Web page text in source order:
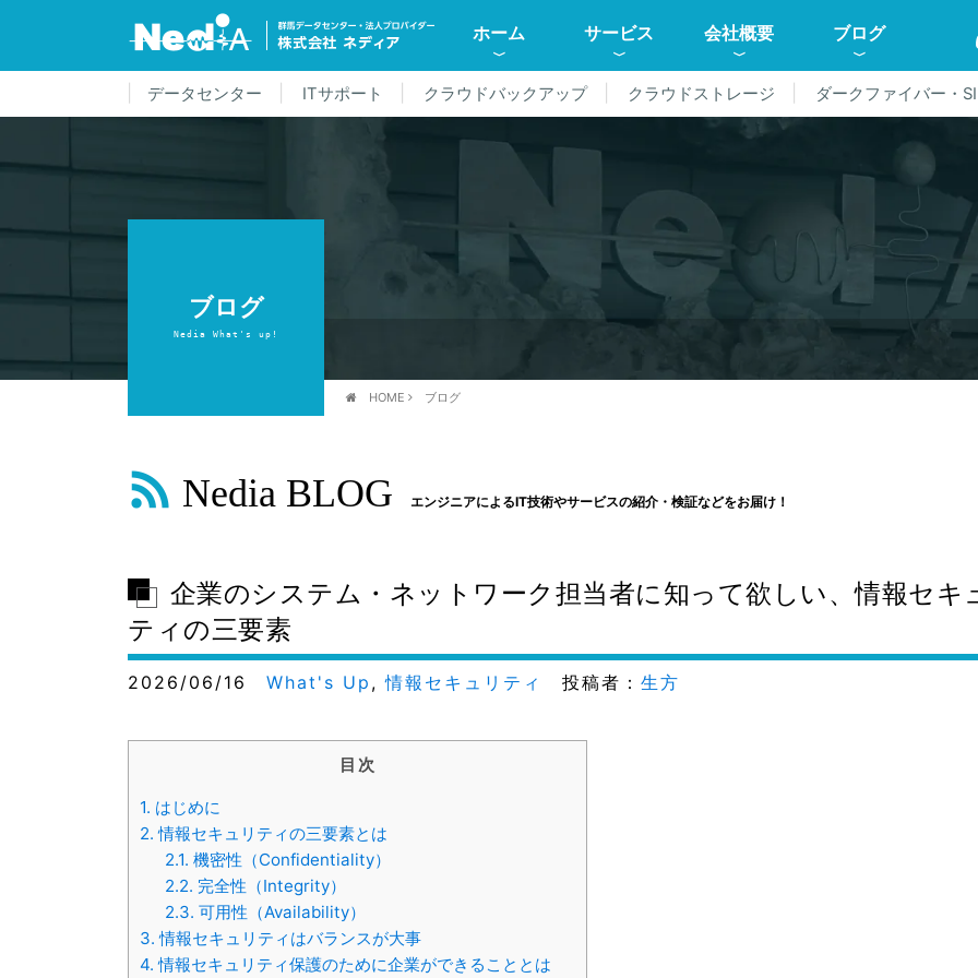
ホーム サービス 会社概要 ブログ
データセンター ITサポート クラウドバックアップ クラウドストレージ ダークファイバー・
ブログ
Nedia What's up!
HOME ブログ
Nedia BLOG エンジニアによるIT技術やサービスの紹介・検証などをお届け！
企業のシステム・ネットワーク担当者に知って欲しい、情報セキ
ティの三要素
2026/06/16 What's Up ,情報セキュリティ 投稿者： 生方
目次
1. はじめに
2. 情報セキュリティの三要素とは
2.1. 機密性（Confidentiality）
2.2. 完全性（Integrity）
2.3. 可用性（Availability）
3. 情報セキュリティはバランスが大事
4. 情報セキュリティ保護のために企業ができることとは